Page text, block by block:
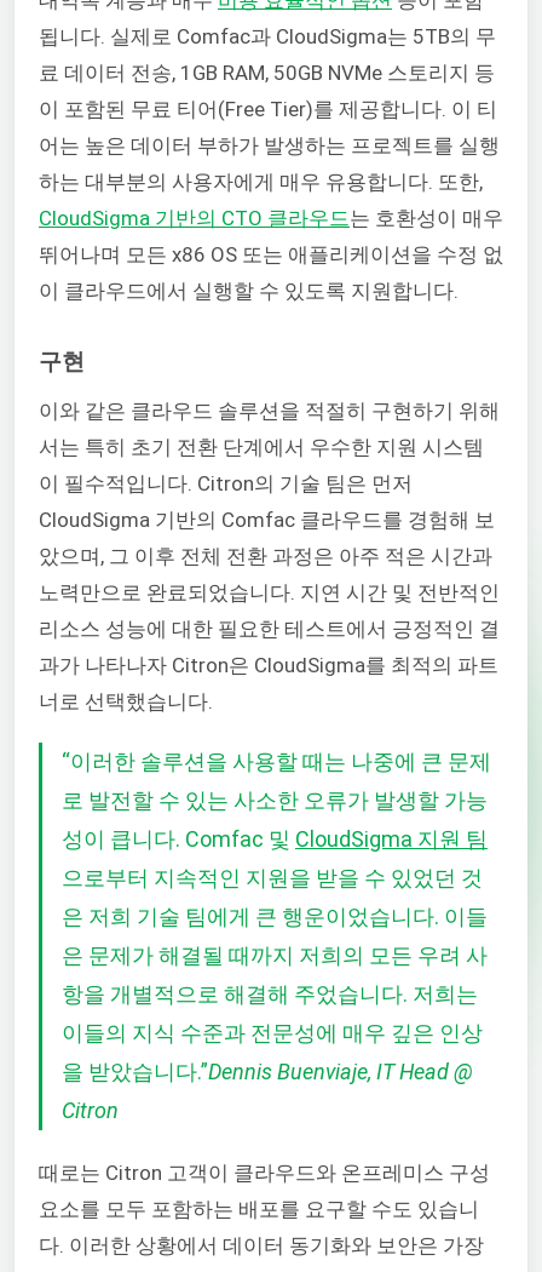
됩니다. 실제로 Comfac과 CloudSigma는 5TB의 무
료 데이터 전송, 1GB RAM, 50GB NVMe 스토리지 등
이 포함된 무료 티어(Free Tier)를 제공합니다. 이 티
어는 높은 데이터 부하가 발생하는 프로젝트를 실행
하는 대부분의 사용자에게 매우 유용합니다. 또한,
CloudSigma 기반의 CTO 클라우드는 호환성이 매우
뛰어나며 모든 x86 OS 또는 애플리케이션을 수정 없
이 클라우드에서 실행할 수 있도록 지원합니다.
구현
이와 같은 클라우드 솔루션을 적절히 구현하기 위해
서는 특히 초기 전환 단계에서 우수한 지원 시스템
이 필수적입니다. Citron의 기술 팀은 먼저
CloudSigma 기반의 Comfac 클라우드를 경험해 보
았으며, 그 이후 전체 전환 과정은 아주 적은 시간과
노력만으로 완료되었습니다. 지연 시간 및 전반적인
리소스 성능에 대한 필요한 테스트에서 긍정적인 결
과가 나타나자 Citron은 CloudSigma를 최적의 파트
너로 선택했습니다.
“이러한 솔루션을 사용할 때는 나중에 큰 문제
로 발전할 수 있는 사소한 오류가 발생할 가능
성이 큽니다. Comfac 및 CloudSigma 지원 팀
으로부터 지속적인 지원을 받을 수 있었던 것
은 저희 기술 팀에게 큰 행운이었습니다. 이들
은 문제가 해결될 때까지 저희의 모든 우려 사
항을 개별적으로 해결해 주었습니다. 저희는
이들의 지식 수준과 전문성에 매우 깊은 인상
을 받았습니다.”Dennis Buenviaje, IT Head @
Citron
때로는 Citron 고객이 클라우드와 온프레미스 구성
요소를 모두 포함하는 배포를 요구할 수도 있습니
다. 이러한 상황에서 데이터 동기화와 보안은 가장